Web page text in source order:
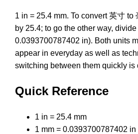
1 in = 25.4 mm. To convert 英寸
by 25.4; to go the other way,
0.0393700787402 in). Both units
appear in everyday as well as
switching between them quickly is
Quick Reference
1 in = 25.4 mm
1 mm = 0.0393700787402 in